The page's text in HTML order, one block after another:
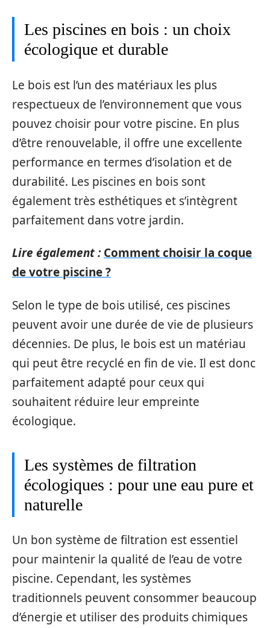
Les piscines en bois : un choix
écologique et durable
Le bois est l’un des matériaux les plus
respectueux de l’environnement que vous
pouvez choisir pour votre piscine. En plus
d’être renouvelable, il offre une excellente
performance en termes d’isolation et de
durabilité. Les piscines en bois sont
également très esthétiques et s’intègrent
parfaitement dans votre jardin.
Lire également : Comment choisir la coque
de votre piscine ?
Selon le type de bois utilisé, ces piscines
peuvent avoir une durée de vie de plusieurs
décennies. De plus, le bois est un matériau
qui peut être recyclé en fin de vie. Il est donc
parfaitement adapté pour ceux qui
souhaitent réduire leur empreinte
écologique.
Les systèmes de filtration
écologiques : pour une eau pure et
naturelle
Un bon système de filtration est essentiel
pour maintenir la qualité de l’eau de votre
piscine. Cependant, les systèmes
traditionnels peuvent consommer beaucoup
d’énergie et utiliser des produits chimiques